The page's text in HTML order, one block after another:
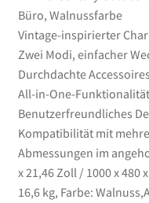
Menge
Büro, Walnussfarbe
Vintage-inspirierter
Zwei Modi, einfacher
Durchdachte Accessoires
All-in-One-Funktionalität
Benutzerfreundliches
Kompatibilität mit
Abmessungen im
x 21,46 Zoll / 1000 x 480
16,6 kg, Farbe: